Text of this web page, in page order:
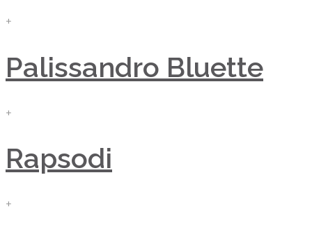
+
Palissandro Bluette
+
Rapsodi
+